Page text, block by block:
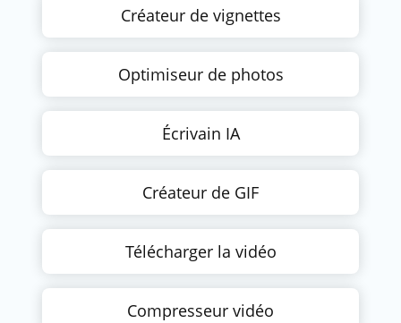
Créateur de vignettes
Optimiseur de photos
Écrivain IA
Créateur de GIF
Télécharger la vidéo
Compresseur vidéo